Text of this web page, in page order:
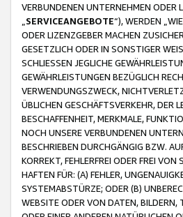
VERBUNDENEN UNTERNEHMEN ODER
SERVICEANGEBOTE“), WERDEN
ODER LIZENZGEBER MACHEN
GESETZLICH ODER IN SONSTIGER
SCHLIESSEN JEGLICHE
GEWÄHRLEISTUNGEN BEZÜGLICH
VERWENDUNGSZWECK,
ÜBLICHEN GESCHÄFTSVERKEHR, DER
BESCHAFFENHEIT, MERKMALE,
NOCH UNSERE VERBUNDENEN
BESCHRIEBEN DURCHGÄNGIG BZW.
KORREKT, FEHLERFREI ODER FREI
HAFTEN FÜR: (A) FEHLER,
SYSTEMABSTÜRZE; ODER (B)
WEBSITE ODER VON DATEN,